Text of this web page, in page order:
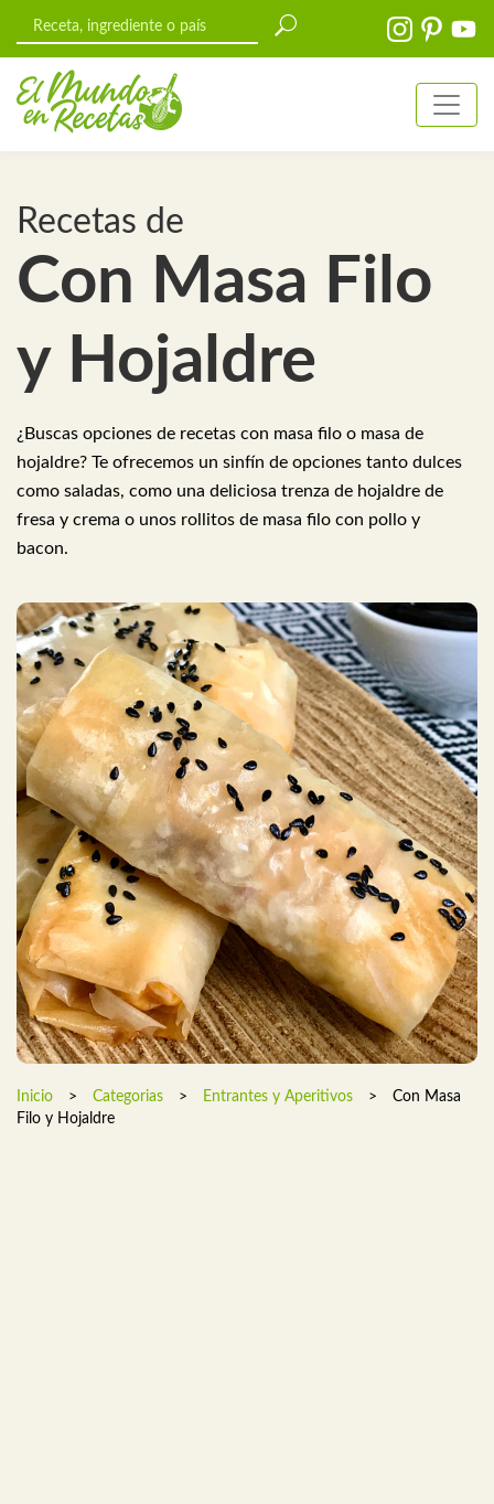
Recetas de
Con Masa Filo
y Hojaldre
¿Buscas opciones de recetas con masa filo o masa de
hojaldre? Te ofrecemos un sinfín de opciones tanto dulces
como saladas, como una deliciosa trenza de hojaldre de
fresa y crema o unos rollitos de masa filo con pollo y
bacon.
Inicio > Categorias > Entrantes y Aperitivos >
Con Masa
Filo y Hojaldre